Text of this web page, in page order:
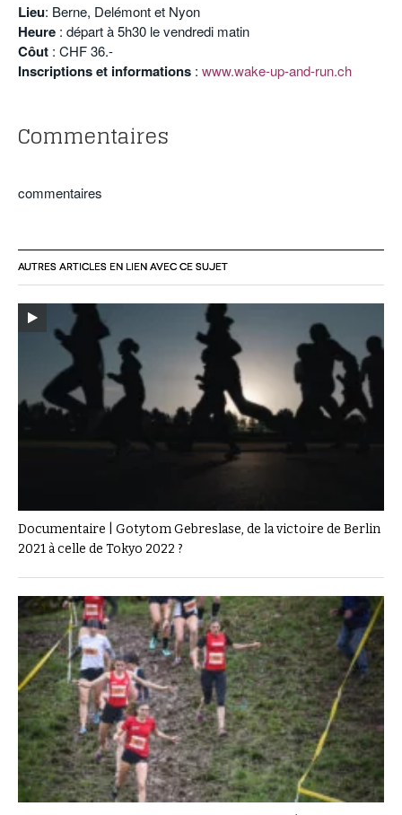
Lieu: Berne, Delémont et Nyon
Heure : départ à 5h30 le vendredi matin
Côut : CHF 36.-
Inscriptions et informations : www.wake-up-and-run.ch
Commentaires
commentaires
AUTRES ARTICLES EN LIEN AVEC CE SUJET
Documentaire | Gotytom Gebreslase, de la victoire de Berlin
2021 à celle de Tokyo 2022 ?